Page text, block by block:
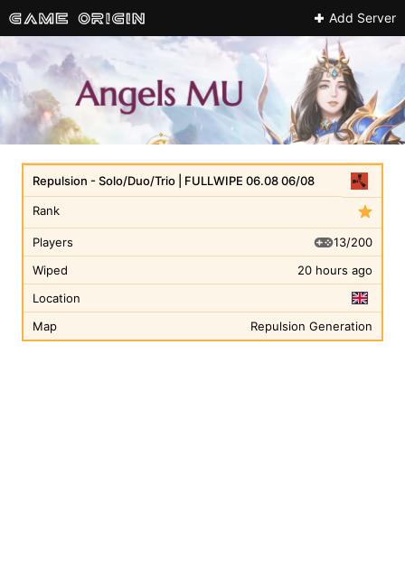
Add Server
Rank
Repulsion - Solo/Duo/Trio | FULLWIPE 06.08 06/08
Players
13/200
Wiped
20 hours ago
Location
Map
Repulsion Generation